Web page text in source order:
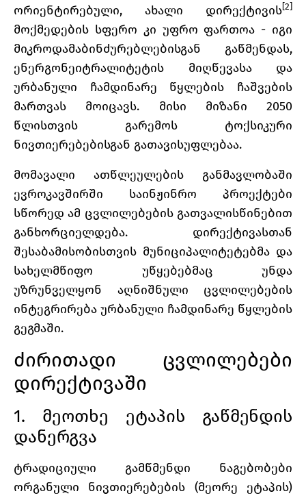
ორიენტირებული, ახალი დირექტივის[2]
მოქმედების სფერო კი უფრო ფართოა - იგი
მიკროდამაბინძურებლებისგან გაწმენდას,
ენერგონეიტრალიტეტის მიღწევასა და
ურბანული ჩამდინარე წყლების ჩაშვების
მართვას მოიცავს. მისი მიზანი 2050
წლისთვის გარემოს ტოქსიკური
ნივთიერებებისგან გათავისუფლებაა.
მომავალი ათწლეულების განმავლობაში
ევროკავშირში საინჟინრო პროექტები
სწორედ ამ ცვლილებების გათვალისწინებით
განხორციელდება. დირექტივასთან
შესაბამისობისთვის მუნიციპალიტეტებმა და
სახელმწიფო უწყებებმაც უნდა
უზრუნველყონ აღნიშნული ცვლილებების
ინტეგრირება ურბანული ჩამდინარე წყლების
გეგმაში.
ძირითადი ცვლილებები
დირექტივაში
1. მეოთხე ეტაპის გაწმენდის
დანერგვა
ტრადიციული გამწმენდი ნაგებობები
ორგანული ნივთიერებების (მეორე ეტაპის)